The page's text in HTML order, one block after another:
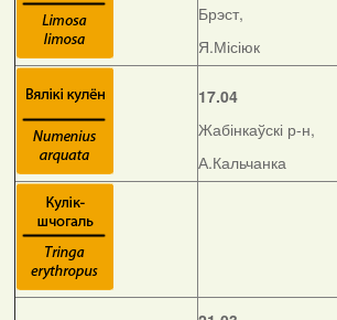
Брэст,
Я.Місіюк
17.04
Жабінкаўскі р-н,
А.Кальчанка